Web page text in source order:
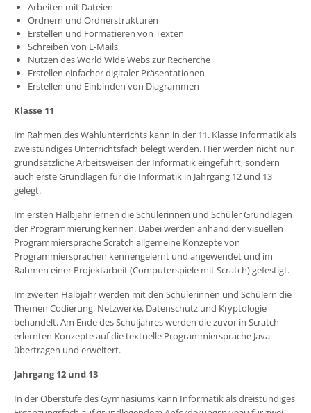
Arbeiten mit Dateien
Ordnern und Ordnerstrukturen
Erstellen und Formatieren von Texten
Schreiben von E-Mails
Nutzen des World Wide Webs zur Recherche
Erstellen einfacher digitaler Präsentationen
Erstellen und Einbinden von Diagrammen
Klasse 11
Im Rahmen des Wahlunterrichts kann in der 11. Klasse Informatik als
zweistündiges Unterrichtsfach belegt werden. Hier werden nicht nur
grundsätzliche Arbeitsweisen der Informatik eingeführt, sondern
auch erste Grundlagen für die Informatik in Jahrgang 12 und 13
gelegt.
Im ersten Halbjahr lernen die Schülerinnen und Schüler Grundlagen
der Programmierung kennen. Dabei werden anhand der visuellen
Programmiersprache Scratch allgemeine Konzepte von
Programmiersprachen kennengelernt und angewendet und im
Rahmen einer Projektarbeit (Computerspiele mit Scratch) gefestigt.
Im zweiten Halbjahr werden mit den Schülerinnen und Schülern die
Themen Codierung, Netzwerke, Datenschutz und Kryptologie
behandelt. Am Ende des Schuljahres werden die zuvor in Scratch
erlernten Konzepte auf die textuelle Programmiersprache Java
übertragen und erweitert.
Jahrgang 12 und 13
In der Oberstufe des Gymnasiums kann Informatik als dreistündiges